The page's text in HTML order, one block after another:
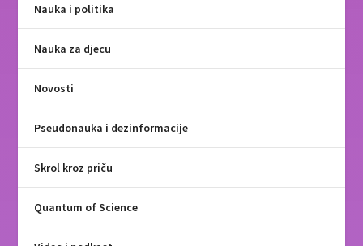
Nauka i politika
Nauka za djecu
Novosti
Pseudonauka i dezinformacije
Skrol kroz priču
Quantum of Science